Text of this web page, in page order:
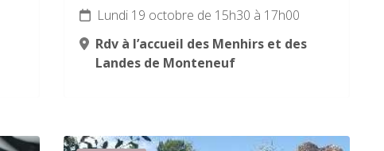
Lundi 19 octobre de 15h30 à 17h00
Rdv à l’accueil des Menhirs et des
Landes de Monteneuf